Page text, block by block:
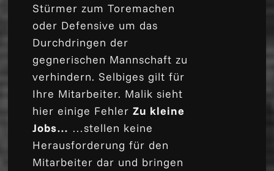
Stürmer zum Toremachen
oder Defensive um das
Durchdringen der
gegnerischen Mannschaft zu
verhindern. Selbiges gilt für
Ihre Mitarbeiter. Malik sieht
hier einige FehlerZu kleine
Jobs… …stellen keine
Herausforderung für den
Mitarbeiter dar und bringen